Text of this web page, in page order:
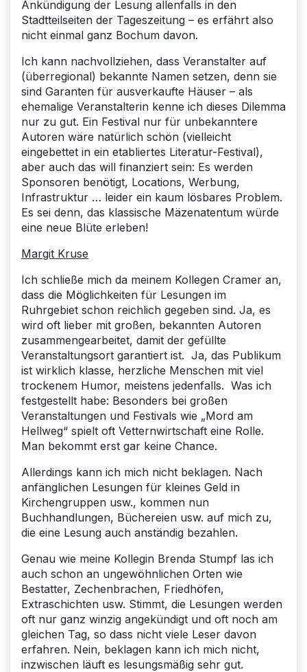
Ankündigung der Lesung allenfalls in den
Stadtteilseiten der Tageszeitung – es erfährt also
nicht einmal ganz Bochum davon.
Ich kann nachvollziehen, dass Veranstalter auf
(überregional) bekannte Namen setzen, denn sie
sind Garanten für ausverkaufte Häuser – als
ehemalige Veranstalterin kenne ich dieses Dilemma
nur zu gut. Ein Festival nur für unbekanntere
Autoren wäre natürlich schön (vielleicht
eingebettet in ein etabliertes Literatur-Festival),
aber auch das will finanziert sein: Es werden
Sponsoren benötigt, Locations, Werbung,
Infrastruktur … leider ein kaum lösbares Problem.
Es sei denn, das klassische Mäzenatentum würde
eine neue Blüte erleben!
Margit Kruse
Ich schließe mich da meinem Kollegen Cramer an,
dass die Möglichkeiten für Lesungen im
Ruhrgebiet schon reichlich gegeben sind. Ja, es
wird oft lieber mit großen, bekannten Autoren
zusammengearbeitet, damit der gefüllte
Veranstaltungsort garantiert ist. Ja, das Publikum
ist wirklich klasse, herzliche Menschen mit viel
trockenem Humor, meistens jedenfalls. Was ich
festgestellt habe: Besonders bei großen
Veranstaltungen und Festivals wie „Mord am
Hellweg“ spielt oft Vetternwirtschaft eine Rolle.
Man bekommt erst gar keine Chance.
Allerdings kann ich mich nicht beklagen. Nach
anfänglichen Lesungen für kleines Geld in
Kirchengruppen usw., kommen nun
Buchhandlungen, Büchereien usw. auf mich zu,
die eine Lesung auch anständig bezahlen.
Genau wie meine Kollegin Brenda Stumpf las ich
auch schon an ungewöhnlichen Orten wie
Bestatter, Zechenbrachen, Friedhöfen,
Extraschichten usw. Stimmt, die Lesungen werden
oft nur ganz winzig angekündigt und oft noch am
gleichen Tag, so dass nicht viele Leser davon
erfahren. Nein, beklagen kann ich mich nicht,
inzwischen läuft es lesungsmäßig sehr gut.